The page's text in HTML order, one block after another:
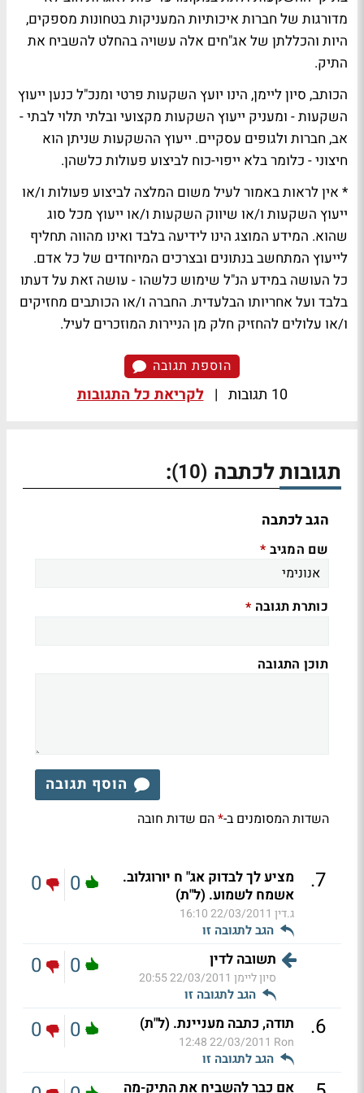
מדורגות של חברות איכותיות המעניקות בטחונות מספקים,
היות והכללתן של אג"חים אלה עשויה בהחלט להשביח את
התיק.
הכותב, סיון ליימן, הינו יועץ השקעות פרטי ומנכ"ל כנען ייעוץ
השקעות - ומעניק ייעוץ השקעות מקצועי ובלתי תלוי לבתי -
אב, חברות ולגופים עסקיים. ייעוץ ההשקעות שניתן הוא
חיצוני - כלומר בלא ייפוי-כוח לביצוע פעולות כלשהן.
* אין לראות באמור לעיל משום המלצה לביצוע פעולות ו/או
ייעוץ השקעות ו/או שיווק השקעות ו/או ייעוץ מכל סוג
שהוא. המידע המוצג הינו לידיעה בלבד ואינו מהווה תחליף
לייעוץ המתחשב בנתונים ובצרכים המיוחדים של כל אדם.
כל העושה במידע הנ"ל שימוש כלשהו - עושה זאת על דעתו
בלבד ועל אחריותו הבלעדית. החברה ו/או הכותבים מחזיקים
ו/או עלולים להחזיק חלק מן הניירות המוזכרים לעיל.
הוספת תגובה
10 תגובות | לקריאת כל התגובות
תגובות לכתבה (10)
:
הגב לכתבה
שם המגיב *
כותרת תגובה *
תוכן התגובה
הוסף תגובה
השדות המסומנים ב-*הם שדות חובה
7
.
מציע לך לבדוק אג" ח יורוגלוב.
אשמח לשמוע. (ל"ת)
ג.דין 22/03/2011 16:10
הגב לתגובה זו
0
0
תשובה לדין
סיון ליימן 22/03/2011 20:55
הגב לתגובה זו
0
0
6
. תודה, כתבה מעניינת. (ל"ת)
Ron
22/03/2011 12:48
הגב לתגובה זו
0
0
אם כבר להשביח את התיק-מה